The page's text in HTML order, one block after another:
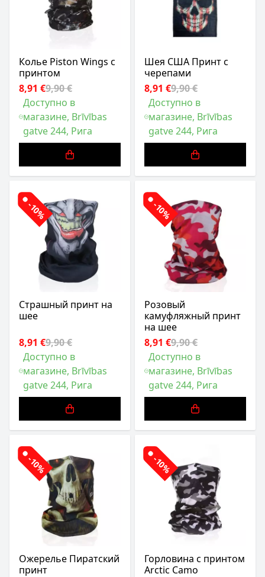
Колье Piston Wings с
принтом
8,91 €9,90 €
Доступно в
магазине, Brīvības
gatve 244, Рига
Шея США Принт с
черепами
8,91 €9,90 €
Доступно в
магазине, Brīvības
gatve 244, Рига
-10%
Страшный принт на
шее
8,91 €9,90 €
Доступно в
магазине, Brīvības
gatve 244, Рига
-10%
Розовый
камуфляжный принт
на шее
8,91 €9,90 €
Доступно в
магазине, Brīvības
gatve 244, Рига
-10%
Ожерелье Пиратский
принт
-10%
Горловина с принтом
Arctic Camo